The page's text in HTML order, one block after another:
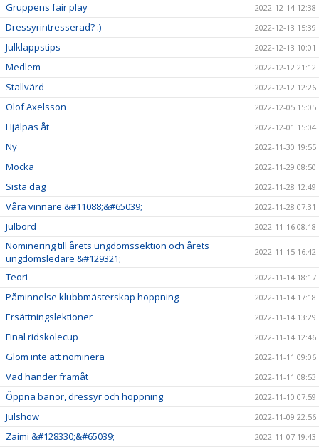
Gruppens fair play 2022-12-14 12:38
Dressyrintresserad? :) 2022-12-13 15:39
Julklappstips 2022-12-13 10:01
Medlem 2022-12-12 21:12
Stallvärd 2022-12-12 12:26
Olof Axelsson 2022-12-05 15:05
Hjälpas åt 2022-12-01 15:04
Ny 2022-11-30 19:55
Mocka 2022-11-29 08:50
Sista dag 2022-11-28 12:49
Våra vinnare &#11088;&#65039; 2022-11-28 07:31
Julbord 2022-11-16 08:18
Nominering till årets ungdomssektion och årets
ungdomsledare &#129321;
2022-11-15 16:42
Teori 2022-11-14 18:17
Påminnelse klubbmästerskap hoppning 2022-11-14 17:18
Ersättningslektioner 2022-11-14 13:29
Final ridskolecup 2022-11-14 12:46
Glöm inte att nominera 2022-11-11 09:06
Vad händer framåt 2022-11-11 08:53
Öppna banor, dressyr och hoppning 2022-11-10 07:59
Julshow 2022-11-09 22:56
Zaimi &#128330;&#65039; 2022-11-07 19:43